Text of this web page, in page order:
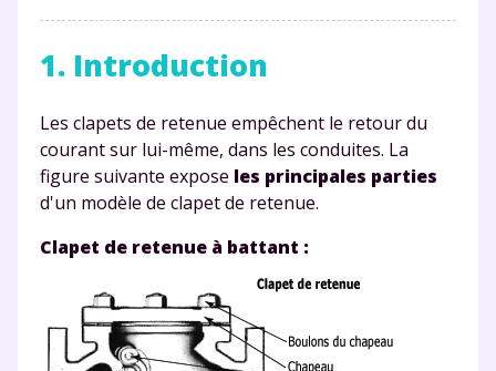
1. Introduction
Les clapets de retenue empêchent le retour du
courant sur lui-même, dans les conduites. La
figure suivante expose les principales parties
d'un modèle de clapet de retenue.
Clapet de retenue à battant :